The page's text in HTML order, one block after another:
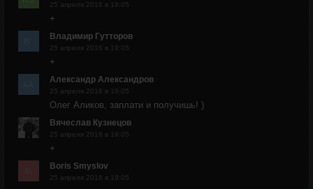
25 апреля 2016 в 19:05
+
Владимир Гутторов
25 апреля 2016 в 19:05
+
Александр Александров
25 апреля 2016 в 19:05
Олег Аликов, заплати и получишь! )
Вячеслав Кузнецов
25 апреля 2016 в 19:05
+
Boris Smyslov
25 апреля 2016 в 19:05